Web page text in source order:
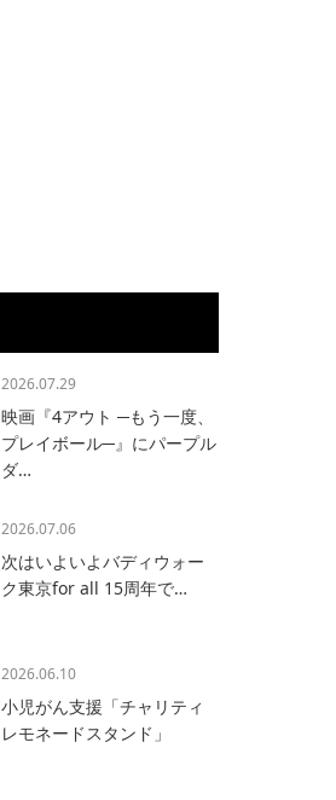
2026.07.29
映画『4アウト ─もう一度、
プレイボール─』にパープル
ダ…
2026.07.06
次はいよいよバディウォー
ク東京for all 15周年で…
2026.06.10
小児がん支援「チャリティ
レモネードスタンド」